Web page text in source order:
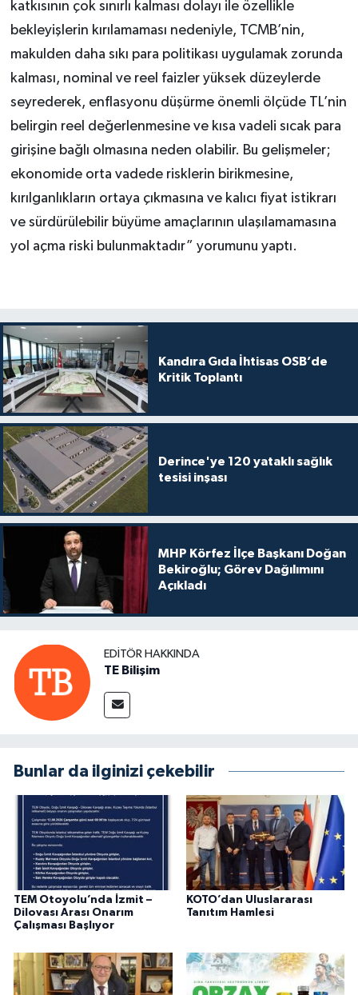
katkısının çok sınırlı kalması dolayı ile özellikle
bekleyişlerin kırılamaması nedeniyle, TCMB’nin,
makulden daha sıkı para politikası uygulamak zorunda
kalması, nominal ve reel faizler yüksek düzeylerde
seyrederek, enflasyonu düşürme önemli ölçüde TL’nin
belirgin reel değerlenmesine ve kısa vadeli sıcak para
girişine bağlı olmasına neden olabilir. Bu gelişmeler;
ekonomide orta vadede risklerin birikmesine,
kırılganlıkların ortaya çıkmasına ve kalıcı fiyat istikrarı
ve sürdürülebilir büyüme amaçlarının ulaşılamamasına
yol açma riski bulunmaktadır” yorumunu yaptı.
Kandıra Gıda İhtisas OSB’de
Kritik Toplantı
Derince'ye 120 yataklı sağlık
tesisi inşası
MHP Körfez İlçe Başkanı Doğan
Bekiroğlu; Görev Dağılımını
Açıkladı
EDITÖR HAKKINDA
TE Bilişim
Bunlar da ilginizi çekebilir
TEM Otoyolu’nda İzmit –
Dilovası Arası Onarım
Çalışması Başlıyor
KOTO’dan Uluslararası
Tanıtım Hamlesi